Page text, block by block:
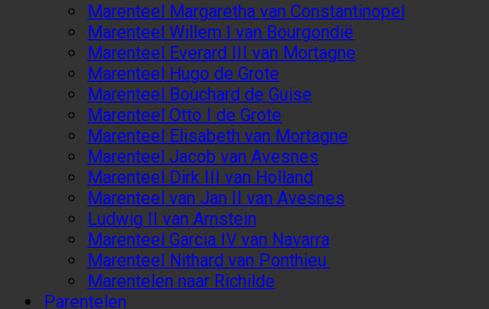
Marenteel Margaretha van Constantinopel
Marenteel Willem I van Bourgondië
Marenteel Everard III van Mortagne
Marenteel Hugo de Grote
Marenteel Bouchard de Guise
Marenteel Otto I de Grote
Marenteel Elisabeth van Mortagne
Marenteel Jacob van Avesnes
Marenteel Dirk III van Holland
Marenteel van Jan II van Avesnes
Ludwig II van Arnstein
Marenteel Garcia IV van Navarra
Marenteel Nithard van Ponthieu
Marentelen naar Richilde
Parentelen